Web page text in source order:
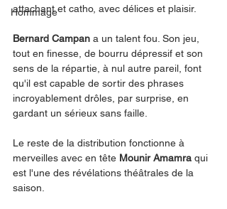
Hommage
attachant et catho, avec délices et plaisir.
Bernard Campan a un talent fou. Son jeu,
tout en finesse, de bourru dépressif et son
sens de la répartie, à nul autre pareil, font
qu'il est capable de sortir des phrases
incroyablement drôles, par surprise, en
gardant un sérieux sans faille.
Le reste de la distribution fonctionne à
merveilles avec en tête Mounir Amamra qui
est l'une des révélations théâtrales de la
saison.